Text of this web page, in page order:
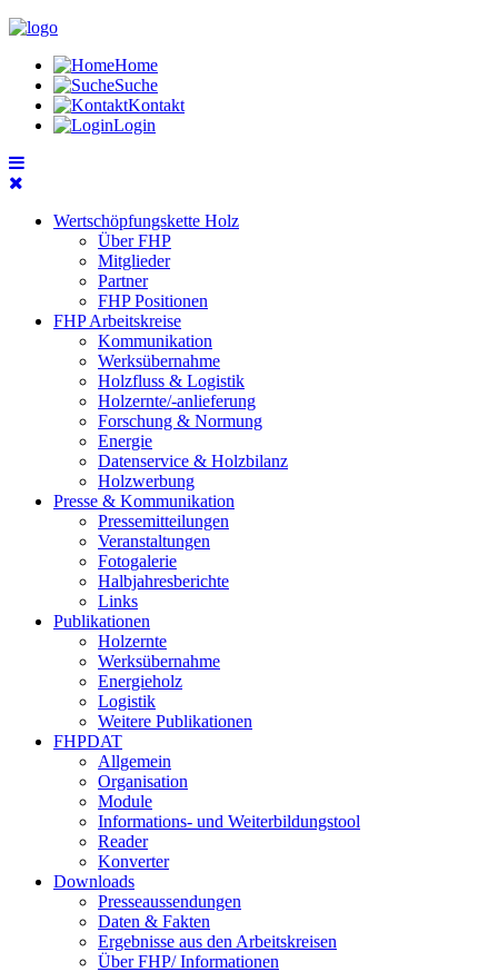
Home
Suche
Kontakt
Login
Wertschöpfungskette Holz
Über FHP
Mitglieder
Partner
FHP Positionen
FHP Arbeitskreise
Kommunikation
Werksübernahme
Holzfluss & Logistik
Holzernte/-anlieferung
Forschung & Normung
Energie
Datenservice & Holzbilanz
Holzwerbung
Presse & Kommunikation
Pressemitteilungen
Veranstaltungen
Fotogalerie
Halbjahresberichte
Links
Publikationen
Holzernte
Werksübernahme
Energieholz
Logistik
Weitere Publikationen
FHPDAT
Allgemein
Organisation
Module
Informations- und Weiterbildungstool
Reader
Konverter
Downloads
Presseaussendungen
Daten & Fakten
Ergebnisse aus den Arbeitskreisen
Über FHP/ Informationen